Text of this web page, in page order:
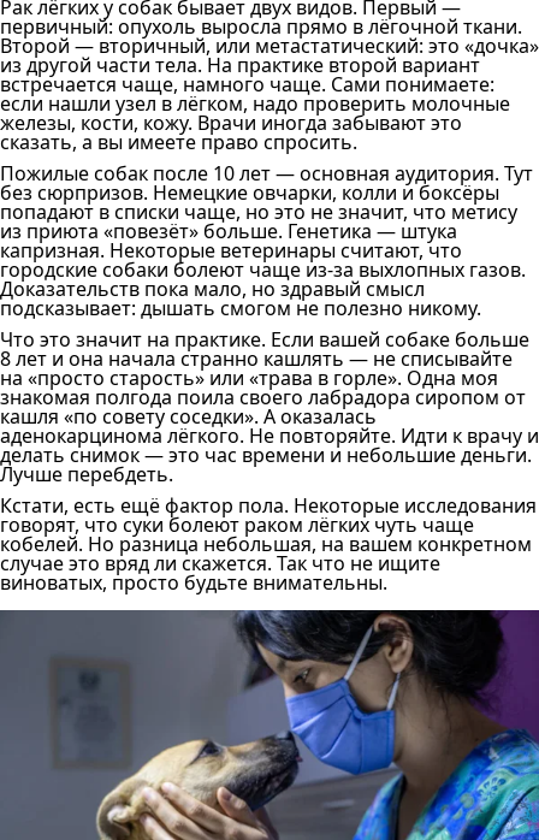
Рак лёгких у собак бывает двух видов. Первый —
первичный: опухоль выросла прямо в лёгочной ткани.
Второй — вторичный, или метастатический: это «дочка»
из другой части тела. На практике второй вариант
встречается чаще, намного чаще. Сами понимаете:
если нашли узел в лёгком, надо проверить молочные
железы, кости, кожу. Врачи иногда забывают это
сказать, а вы имеете право спросить.
Пожилые собак после 10 лет — основная аудитория. Тут
без сюрпризов. Немецкие овчарки, колли и боксёры
попадают в списки чаще, но это не значит, что метису
из приюта «повезёт» больше. Генетика — штука
капризная. Некоторые ветеринары считают, что
городские собаки болеют чаще из-за выхлопных газов.
Доказательств пока мало, но здравый смысл
подсказывает: дышать смогом не полезно никому.
Что это значит на практике. Если вашей собаке больше
8 лет и она начала странно кашлять — не списывайте
на «просто старость» или «трава в горле». Одна моя
знакомая полгода поила своего лабрадора сиропом от
кашля «по совету соседки». А оказалась
аденокарцинома лёгкого. Не повторяйте. Идти к врачу и
делать снимок — это час времени и небольшие деньги.
Лучше перебдеть.
Кстати, есть ещё фактор пола. Некоторые исследования
говорят, что суки болеют раком лёгких чуть чаще
кобелей. Но разница небольшая, на вашем конкретном
случае это вряд ли скажется. Так что не ищите
виноватых, просто будьте внимательны.